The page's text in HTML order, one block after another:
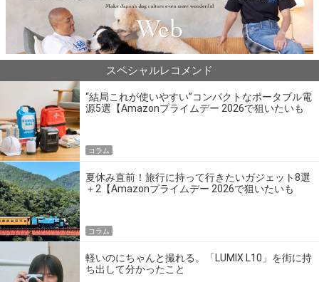
スペシャルレコメンド
“結局これが使いやすい”コンパクトなポータブル電
源5選【Amazonプライムデー 2026で狙いたいも
コラム
夏休み直前！旅行に持って行きたいガジェット8選
＋2【Amazonプライムデー 2026で狙いたいも
コラム
軽いのにちゃんと撮れる。「LUMIX L10」を街に持
ち出して分かったこと